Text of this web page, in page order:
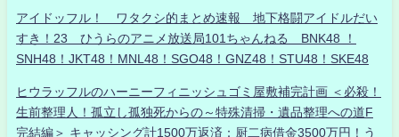
アイドッフル！ ワタクシ的まとめ速報 地下格闘アイドルだい
すき！23 ひうらのアニメ放送局101ちゃんねる BNK48 ！
SNH48！JKT48！MNL48！SGO48！GNZ48！STU48！SKE48
ヒウラッフルのハーニーフィニッシュゴミ屋敷補完計画 ＜必殺！
生前整理人！孤立し孤独死からの～特殊清掃・遺品整理への道F
完結編＞ キャッシング計1500万返済：厨二病借金3500万円！う